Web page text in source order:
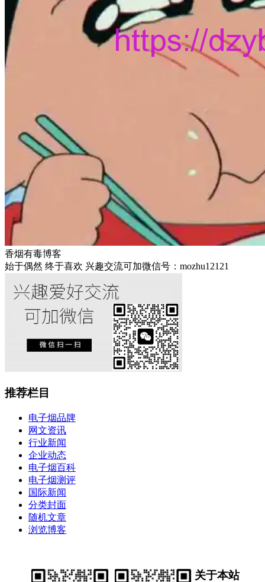
香烟有毒博客
始于偶然 终于喜欢 兴趣交流可加微信号：mozhu12121
推荐栏目
电子烟品牌
网文资讯
行业新闻
企业动态
电子烟百科
电子烟测评
国际新闻
分类封面
随机文章
浏览博客
关于本站